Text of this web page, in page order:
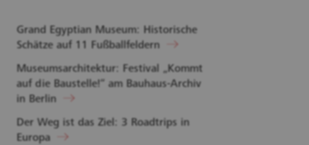
Grand Egyptian Museum: Historische
Schätze auf 11 Fußballfeldern
Museumsarchitektur: Festival „Kommt
auf die Baustelle!“ am Bauhaus-Archiv
in Berlin
Der Weg ist das Ziel: 3 Roadtrips in
Europa